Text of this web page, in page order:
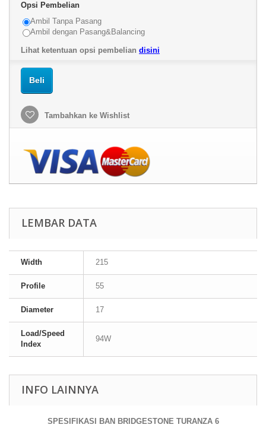
Opsi Pembelian
Ambil Tanpa Pasang
Ambil dengan Pasang&Balancing
Lihat ketentuan opsi pembelian disini
Beli
Tambahkan ke Wishlist
LEMBAR DATA
Width 215
Profile 55
Diameter 17
Load/Speed
Index
94W
INFO LAINNYA
SPESIFIKASI BAN BRIDGESTONE TURANZA 6